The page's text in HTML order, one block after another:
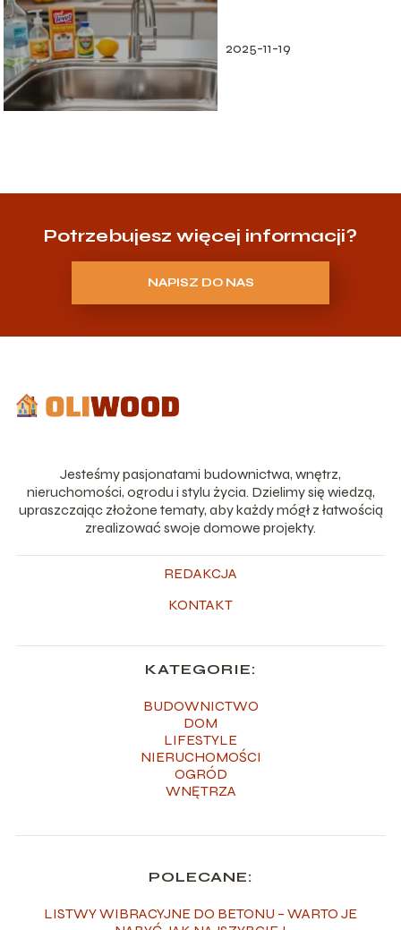
2025-11-19
Potrzebujesz więcej informacji?
NAPISZ DO NAS
Jesteśmy pasjonatami budownictwa, wnętrz,
nieruchomości, ogrodu i stylu życia. Dzielimy się wiedzą,
upraszczając złożone tematy, aby każdy mógł z łatwością
zrealizować swoje domowe projekty.
REDAKCJA
KONTAKT
KATEGORIE:
BUDOWNICTWO
DOM
LIFESTYLE
NIERUCHOMOŚCI
OGRÓD
WNĘTRZA
POLECANE:
LISTWY WIBRACYJNE DO BETONU – WARTO JE